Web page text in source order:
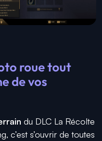
roue tout
de vos
du DLC La Récolte
c’est s’ouvrir de toutes